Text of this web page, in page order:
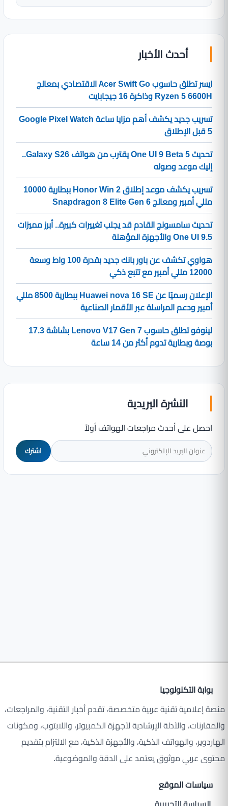
أحدث الأخبار
ايسر تطلق حاسوب Acer Swift Go الاقتصادي بمعالج
Ryzen 5 6600H وذاكرة 16 جيجابايت
تسريب جديد يكشف أهم مزايا ساعة Google Pixel Watch
5 قبل الإطلاق
تحديث One UI 9 Beta 5 يقترب من هواتف Galaxy S26..
إليك موعد وصوله
تسريب يكشف موعد إطلاق Honor Win 2 ببطارية 10000
مللي أمبير ومعالج Snapdragon 8 Elite Gen 6
تحديث سامسونج القادم قد يجلب تغييرات كبيرة.. أبرز مميزات
One UI 9.5 والأجهزة المؤهلة
هواوي تكشف عن باور بانك جديد بقدرة 100 واط وسعة
12000 مللي أمبير مع تتبع ذكي
الإعلان رسميًا عن Huawei nova 16 SE ببطارية 8500 مللي
أمبير ودعم المراسلة عبر الأقمار الصناعية
لينوفو تطلق حاسوب Lenovo V17 Gen 7 بشاشة 17.3
بوصة وبطارية تدوم أكثر من 14 ساعة
النشرة البريدية
احصل على أحدث مراجعات الهواتف أولاً
اشترك
بوابة التكنولوجيا
منصة إعلامية تقنية عربية متخصصة، تقدم أخبار التقنية، والمراجعات،
والمقارنات، والأدلة الإرشادية لأجهزة الكمبيوتر، واللابتوب، ومكونات
الهاردوير، والهواتف الذكية، والأجهزة الذكية، مع الالتزام بتقديم
محتوى عربي موثوق يعتمد على الدقة والموضوعية.
سياسات الموقع